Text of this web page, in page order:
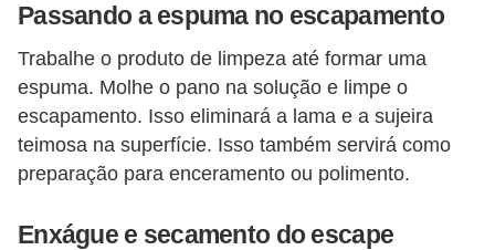
Passando a espuma no escapamento
Trabalhe o produto de limpeza até formar uma
espuma. Molhe o pano na solução e limpe o
escapamento. Isso eliminará a lama e a sujeira
teimosa na superfície. Isso também servirá como
preparação para enceramento ou polimento.
Enxágue e secamento do escape
ó
r
i
o
a